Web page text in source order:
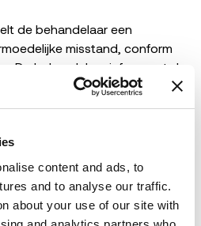
content and ads, to
and to analyse our traffic.
about your use of our site with
de behandelaar een
misstand, conform
De behandelaar informeert de
als er geen onderzoek
daarbij waarop de conclusie
en de melder ontvangt hiervan
ernstige bezwaren
informeert tevens de personen